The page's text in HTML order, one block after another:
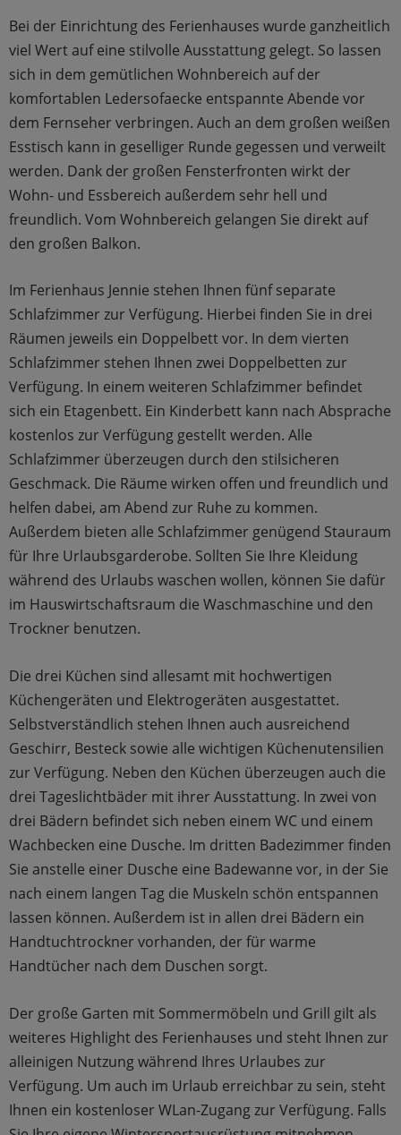
Bei der Einrichtung des Ferienhauses wurde ganzheitlich
viel Wert auf eine stilvolle Ausstattung gelegt. So lassen
sich in dem gemütlichen Wohnbereich auf der
komfortablen Ledersofaecke entspannte Abende vor
dem Fernseher verbringen. Auch an dem großen weißen
Esstisch kann in geselliger Runde gegessen und verweilt
werden. Dank der großen Fensterfronten wirkt der
Wohn- und Essbereich außerdem sehr hell und
freundlich. Vom Wohnbereich gelangen Sie direkt auf
den großen Balkon.
Im Ferienhaus Jennie stehen Ihnen fünf separate
Schlafzimmer zur Verfügung. Hierbei finden Sie in drei
Räumen jeweils ein Doppelbett vor. In dem vierten
Schlafzimmer stehen Ihnen zwei Doppelbetten zur
Verfügung. In einem weiteren Schlafzimmer befindet
sich ein Etagenbett. Ein Kinderbett kann nach Absprache
kostenlos zur Verfügung gestellt werden. Alle
Schlafzimmer überzeugen durch den stilsicheren
Geschmack. Die Räume wirken offen und freundlich und
helfen dabei, am Abend zur Ruhe zu kommen.
Außerdem bieten alle Schlafzimmer genügend Stauraum
für Ihre Urlaubsgarderobe. Sollten Sie Ihre Kleidung
während des Urlaubs waschen wollen, können Sie dafür
im Hauswirtschaftsraum die Waschmaschine und den
Trockner benutzen.
Die drei Küchen sind allesamt mit hochwertigen
Küchengeräten und Elektrogeräten ausgestattet.
Selbstverständlich stehen Ihnen auch ausreichend
Geschirr, Besteck sowie alle wichtigen Küchenutensilien
zur Verfügung. Neben den Küchen überzeugen auch die
drei Tageslichtbäder mit ihrer Ausstattung. In zwei von
drei Bädern befindet sich neben einem WC und einem
Wachbecken eine Dusche. Im dritten Badezimmer finden
Sie anstelle einer Dusche eine Badewanne vor, in der Sie
nach einem langen Tag die Muskeln schön entspannen
lassen können. Außerdem ist in allen drei Bädern ein
Handtuchtrockner vorhanden, der für warme
Handtücher nach dem Duschen sorgt.
Der große Garten mit Sommermöbeln und Grill gilt als
weiteres Highlight des Ferienhauses und steht Ihnen zur
alleinigen Nutzung während Ihres Urlaubes zur
Verfügung. Um auch im Urlaub erreichbar zu sein, steht
Ihnen ein kostenloser WLan-Zugang zur Verfügung. Falls